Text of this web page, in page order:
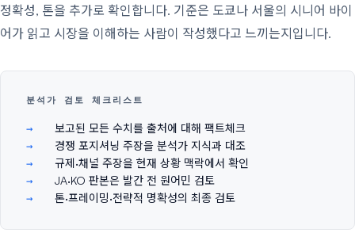
정확성, 톤을 추가로 확인합니다. 기준은 도쿄나 서울의 시니어 바이
어가 읽고 시장을 이해하는 사람이 작성했다고 느끼는지입니다.
분석가 검토 체크리스트
보고된 모든 수치를 출처에 대해 팩트체크
경쟁 포지셔닝 주장을 분석가 지식과 대조
규제·채널 주장을 현재 상황 맥락에서 확인
JA·KO 판본은 발간 전 원어민 검토
톤·프레이밍·전략적 명확성의 최종 검토